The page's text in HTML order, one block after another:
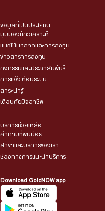
ข้อมูลที่เป็นประโยชน์
มุมมองนักวิเคราะห์
แนวโน้มตลาดและการลงทุน
ข่าวสารการลงทุน
กิจกรรมและประชาสัมพันธ์
การแจ้งเตือนระบบ
สาระน่ารู้
เตือนภัยมิจฉาชีพ
บริการช่วยเหลือ
คำถามที่พบบ่อย
สาขาและบริการของเรา
ช่องทางการแนะนำบริการ
Download GoldNOW app